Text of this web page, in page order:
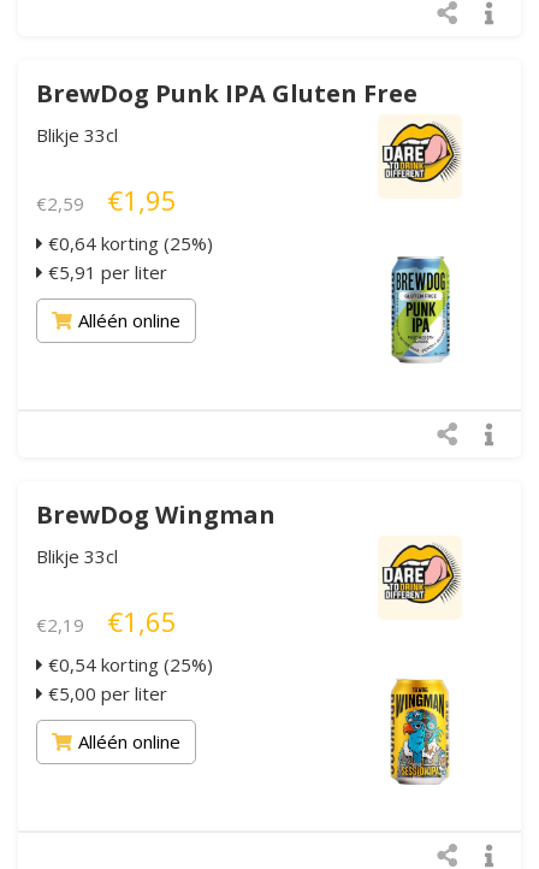
BrewDog Punk IPA Gluten Free
Blikje 33cl
€2,59 €1,95
€0,64 korting (25%)
€5,91 per liter
Alléén online
BrewDog Wingman
Blikje 33cl
€2,19 €1,65
€0,54 korting (25%)
€5,00 per liter
Alléén online